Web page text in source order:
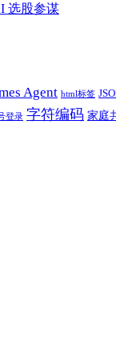
选股参谋
Agent html标签
登录 字符编码 家庭